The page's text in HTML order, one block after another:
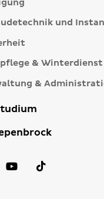
und
& Winterdienst
&
YouTube